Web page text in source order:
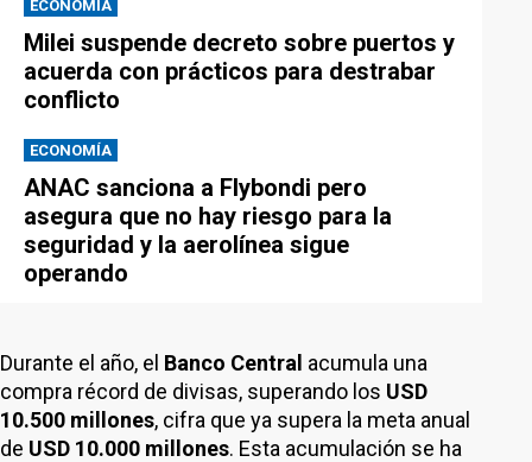
ECONOMÍA
Milei suspende decreto sobre puertos y
acuerda con prácticos para destrabar
conflicto
ECONOMÍA
ANAC sanciona a Flybondi pero
asegura que no hay riesgo para la
seguridad y la aerolínea sigue
operando
Durante el año, el Banco Central acumula una
compra récord de divisas, superando los USD
10.500 millones, cifra que ya supera la meta anual
de USD 10.000 millones. Esta acumulación se ha